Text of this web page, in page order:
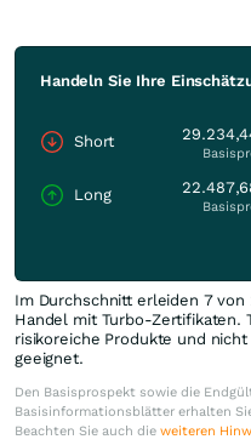
Handeln Sie Ihre
Short
Long
Im Durchschnitt erleiden 7
Handel mit Turbo-Zertifikaten.
risikoreiche Produkte und
geeignet.
Den Basisprospekt sowie die
Basisinformationsblätter erhalten
Beachten Sie auch die weiteren